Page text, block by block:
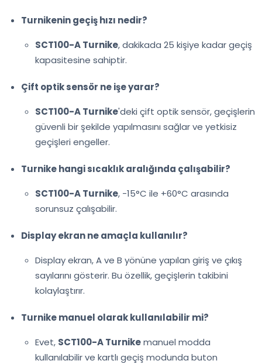
Turnikenin geçiş hızı nedir?
SCT100-A Turnike, dakikada 25 kişiye kadar geçiş
kapasitesine sahiptir.
Çift optik sensör ne işe yarar?
SCT100-A Turnike'deki çift optik sensör, geçişlerin
güvenli bir şekilde yapılmasını sağlar ve yetkisiz
geçişleri engeller.
Turnike hangi sıcaklık aralığında çalışabilir?
SCT100-A Turnike, -15°C ile +60°C arasında
sorunsuz çalışabilir.
Display ekran ne amaçla kullanılır?
Display ekran, A ve B yönüne yapılan giriş ve çıkış
sayılarını gösterir. Bu özellik, geçişlerin takibini
kolaylaştırır.
Turnike manuel olarak kullanılabilir mi?
Evet, SCT100-A Turnikemanuel modda
kullanılabilir ve kartlı geçiş modunda buton